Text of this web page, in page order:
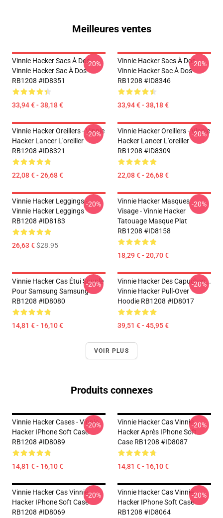
Meilleures ventes
Vinnie Hacker Sacs À Dos -
Vinnie Hacker Sac À Dos
RB1208 #ID8351
33,94 € - 38,18 €
-20%
Vinnie Hacker Sacs À Dos -
Vinnie Hacker Sac À Dos
RB1208 #ID8346
33,94 € - 38,18 €
-20%
Vinnie Hacker Oreillers - Vinnie
Hacker Lancer L'oreiller
RB1208 #ID8321
22,08 € - 26,68 €
-20%
Vinnie Hacker Oreillers - Vinnie
Hacker Lancer L'oreiller
RB1208 #ID8309
22,08 € - 26,68 €
-20%
Vinnie Hacker Leggings -
Vinnie Hacker Leggings
RB1208 #ID8183
26,63 €$28.95
-20%
Vinnie Hacker Masques
Visage - Vinnie Hacker
Tatouage Masque Plat
RB1208 #ID8158
18,29 € - 20,70 €
-20%
Vinnie Hacker Cas Étui Souple
Pour Samsung Samsung
RB1208 #ID8080
14,81 € - 16,10 €
-20%
Vinnie Hacker Des Capuches...
Vinnie Hacker Pull-Over
Hoodie RB1208 #ID8017
39,51 € - 45,95 €
-20%
VOIR PLUS
Produits connexes
Vinnie Hacker Cases - Vinnie
Hacker IPhone Soft Case
RB1208 #ID8089
14,81 € - 16,10 €
-20%
Vinnie Hacker Cas Vinnie
Hacker Après IPhone Soft
Case RB1208 #ID8087
14,81 € - 16,10 €
-20%
Vinnie Hacker Cas Vinnie
Hacker IPhone Soft Case
RB1208 #ID8069
-20%
Vinnie Hacker Cas Vinnie
Hacker IPhone Soft Case
RB1208 #ID8064
-20%